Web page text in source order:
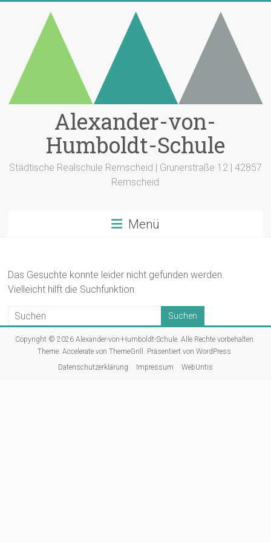
Alexander-von-
Humboldt-Schule
Städtische Realschule Remscheid | Grunerstraße 12 | 42857
Remscheid
Menü
Das Gesuchte konnte leider nicht gefunden werden.
Vielleicht hilft die Suchfunktion.
Copyright © 2026Alexander-von-Humboldt-Schule. Alle Rechte vorbehalten.
Theme:Accelerate von ThemeGrill. Präsentiert vonWordPress.
Datenschutzerklärung
Impressum WebUntis